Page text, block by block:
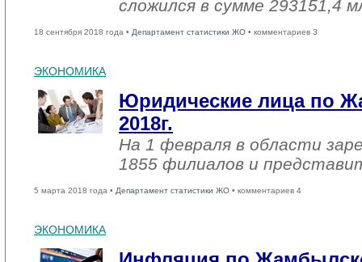
сложился в сумме 293151,4
18 сентября 2018 года • Департамент статистики ЖО • комментариев 3
ЭКОНОМИКА
Юридические лица по
2018г.
На 1 февраля в области
1855 филиалов и
5 марта 2018 года • Департамент статистики ЖО • комментариев 4
ЭКОНОМИКА